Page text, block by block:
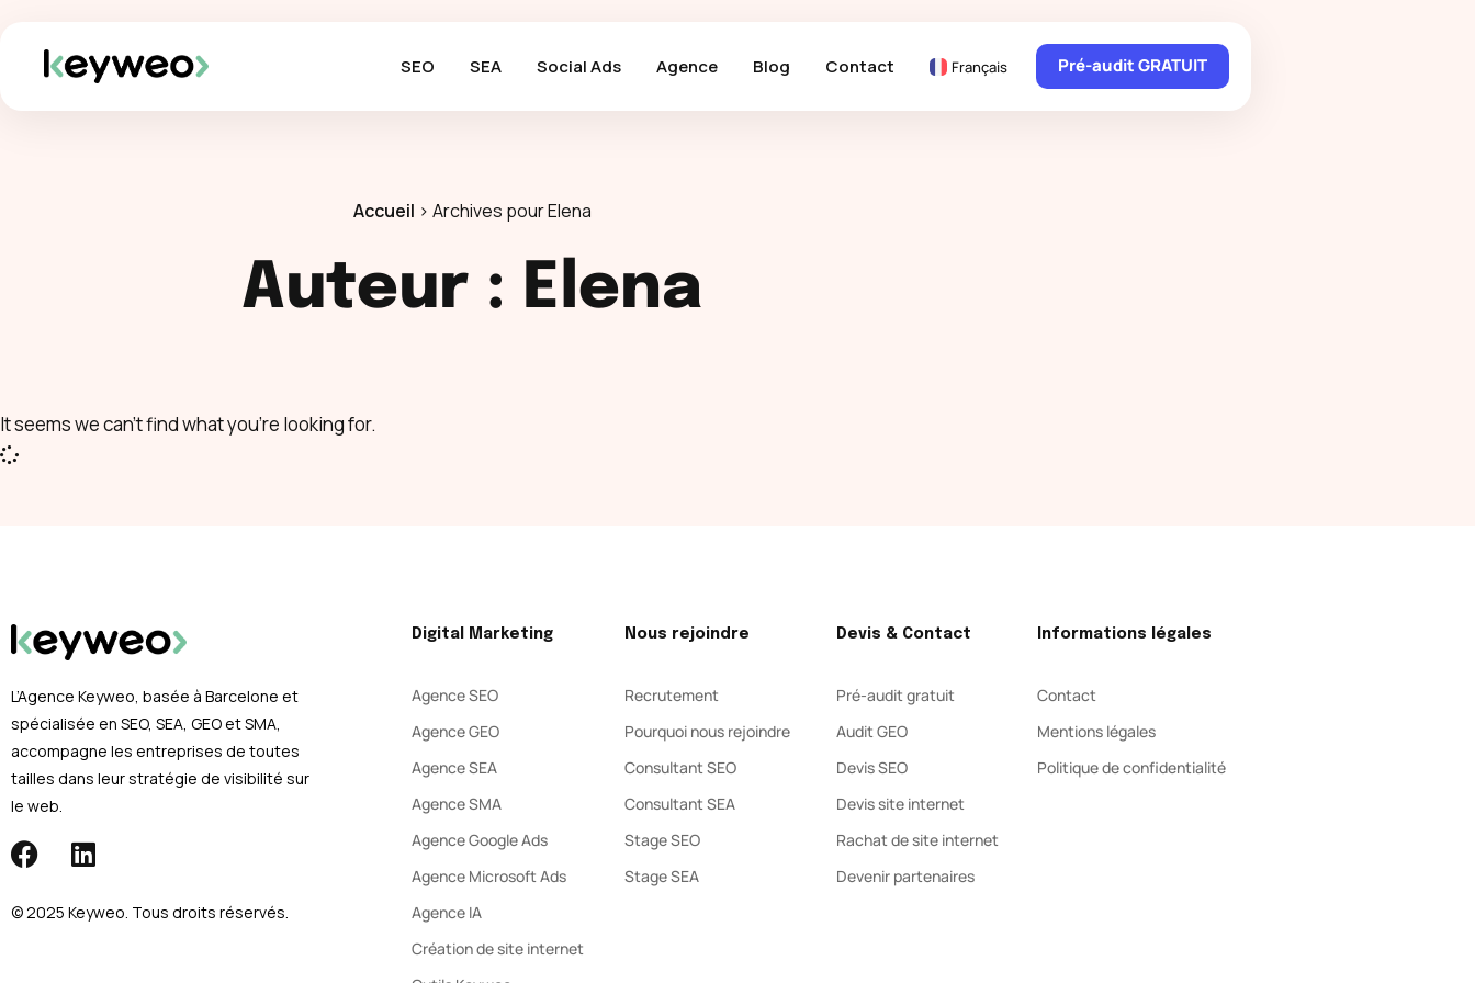
SEO SEA Social Ads Agence Blog Contact Français Pré-audit GRATUIT
Accueil > Archives pour Elena
Auteur : Elena
It seems we can't find what you're looking for.
L’Agence Keyweo, basée à Barcelone et
spécialisée en SEO, SEA, GEO et SMA,
accompagne les entreprises de toutes
tailles dans leur stratégie de visibilité sur
le web.
© 2025 Keyweo. Tous droits réservés.​
Digital Marketing
Agence SEO
Agence GEO
Agence SEA
Agence SMA
Agence Google Ads
Agence Microsoft Ads
Agence IA
Création de site internet
Nous rejoindre
Recrutement
Pourquoi nous rejoindre
Consultant SEO
Consultant SEA
Stage SEO
Stage SEA
Devis & Contact
Pré-audit gratuit
Audit GEO
Devis SEO
Devis site internet
Rachat de site internet
Devenir partenaires
Informations légales
Contact
Mentions légales
Politique de confidentialité